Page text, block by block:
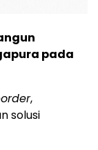
pada
,
solusi